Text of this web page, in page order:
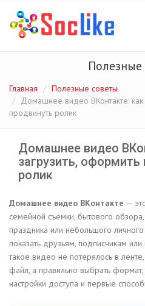
Полезные
Главная
Полезные советы
Домашнее видео ВКонтакте: как
продвинуть ролик
Домашнее видео
загрузить, оформить
ролик
Домашнее видео ВКонтакте —
семейной съемки, бытового
праздника или небольшого
показать друзьям, подписчикам
такое видео не потерялось в
файл, а правильно выбрать
настройки доступа и первые